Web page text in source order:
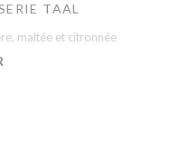
TAAL
maltée et citronnée